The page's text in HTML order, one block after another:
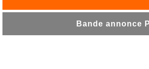
Bande annonce